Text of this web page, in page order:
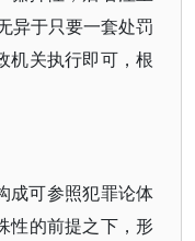
异于只要一套处罚
机关执行即可，根
成可参照犯罪论体
性的前提之下，形